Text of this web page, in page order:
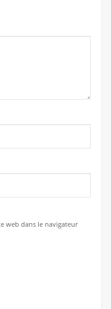
web dans le navigateur